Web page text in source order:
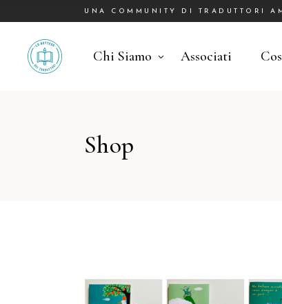
UNA COMMUNITY DI TRADUTTORI
Chi Siamo Associati
Shop